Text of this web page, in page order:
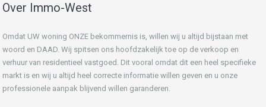
Over Immo-West
Omdat UW woning ONZE bekommernis is, willen wij u altijd bijstaan met
woord en DAAD. Wij spitsen ons hoofdzakelijk toe op de verkoop en
verhuur van residentieel vastgoed. Dit vooral omdat dit een heel specifieke
markt is en wij u altijd heel correcte informatie willen geven en u onze
professionele aanpak blijvend willen garanderen.